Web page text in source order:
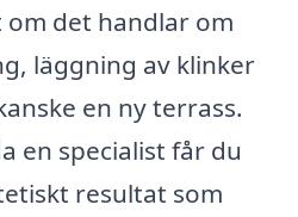
det handlar om
läggning av klinker
en ny terrass.
en specialist får du
resultat som